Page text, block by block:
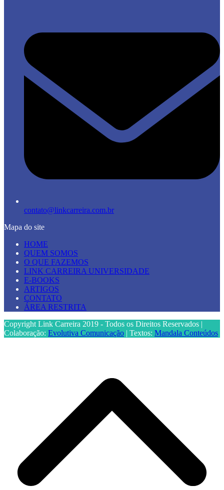
contato@linkcarreira.com.br
Mapa do site
HOME
QUEM SOMOS
O QUE FAZEMOS
LINK CARREIRA UNIVERSIDADE
E-BOOKS
ARTIGOS
CONTATO
ÁREA RESTRITA
Copyright Link Carreira 2019 - Todos os Direitos Reservados |
Colaboração: Evolutiva Comunicação | Textos: Mandala Conteúdos